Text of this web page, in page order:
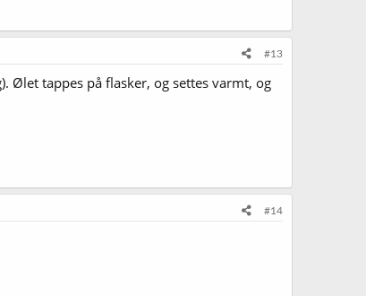
#13
Ølet tappes på flasker, og settes varmt, og
#14